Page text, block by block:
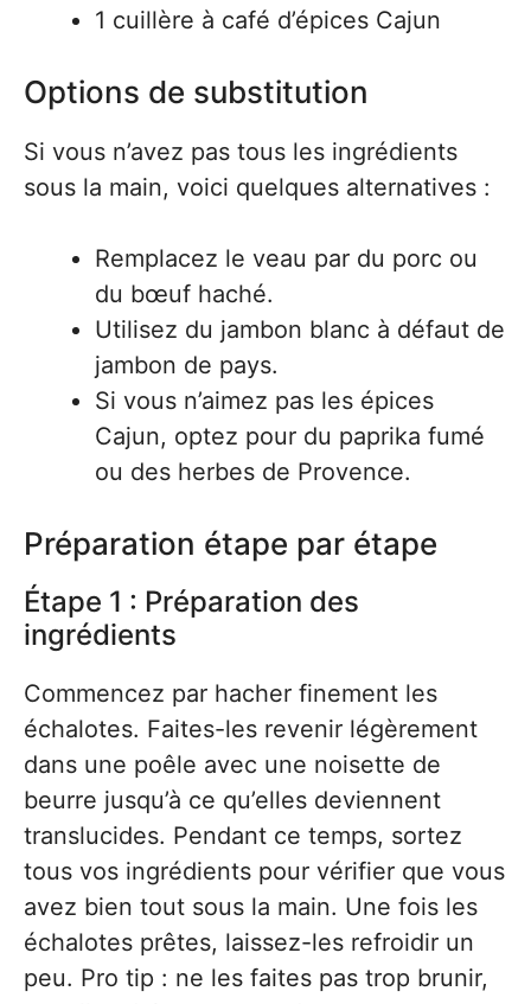
1 cuillère à café d’épices Cajun
Options de substitution
Si vous n’avez pas tous les ingrédients
sous la main, voici quelques alternatives :
Remplacez le veau par du porc ou
du bœuf haché.
Utilisez du jambon blanc à défaut de
jambon de pays.
Si vous n’aimez pas les épices
Cajun, optez pour du paprika fumé
ou des herbes de Provence.
Préparation étape par étape
Étape 1 : Préparation des
ingrédients
Commencez par hacher finement les
échalotes. Faites-les revenir légèrement
dans une poêle avec une noisette de
beurre jusqu’à ce qu’elles deviennent
translucides. Pendant ce temps, sortez
tous vos ingrédients pour vérifier que vous
avez bien tout sous la main. Une fois les
échalotes prêtes, laissez-les refroidir un
peu. Pro tip : ne les faites pas trop brunir,